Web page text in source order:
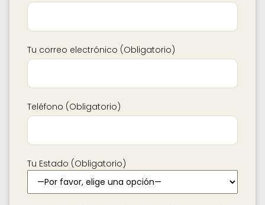
Tu correo electrónico (Obligatorio)
Teléfono (Obligatorio)
Tu Estado (Obligatorio)